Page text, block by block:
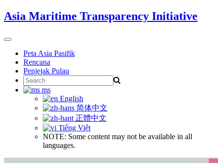
Skip
to
Asia Maritime Transparency Initiative
Toggle
navigationPeta Asia Pasifik
Rencana
Penjejak Pulau
Search
for:
ms
English
简体中文
正體中文
Tiếng Việt
NOTE: Some content may not be available in all
languages.